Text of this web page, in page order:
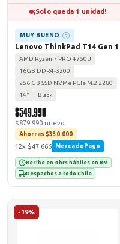
¡Solo queda 1 unidad!
MUY BUENO ?
Lenovo ThinkPad T14 Gen 1
AMD Ryzen 7 PRO 4750U
16GB DDR4-3200
256 GB SSD NVMe PCIe M.2 2280
14"
Black
$549.990
$879.990 nuevo
Ahorras $330.000
12x $47.666 MercadoPago
Recibe en 4 hrs hábiles en RM
Despachos a todo Chile
-19%